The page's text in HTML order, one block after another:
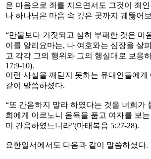
은 마음으로 죄를 지으면서도 그것이 죄
나 하나님은 마음 속 깊은 곳까지 꿰뚫어
“만물보다 거짓되고 심히 부패한 것은 마
이를 알리요마는, 나 여호와는 심장을 살
고 각각 그의 행위와 그의 행실대로 보응
17:9-10).
이런 사실을 깨닫지 못하는 유대인들에게
같이 말씀하셨다.
“또 간음하지 말라 하였다는 것을 너희가
희에게 이르노니 음욕을 품고 여자를 보는
미 간음하였느니라”(마태복음 5:27-28).
요한일서에서도 다음과 같이 말씀하셨다.